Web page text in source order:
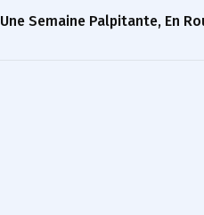
Une Semaine Palpitante, En